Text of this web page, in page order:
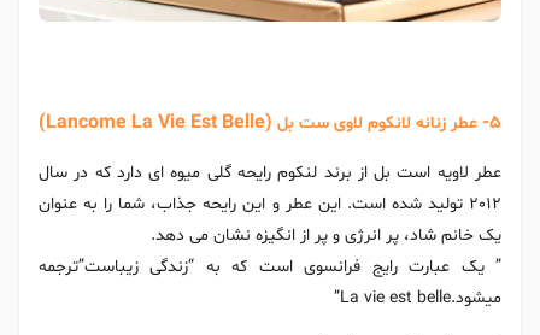
5- عطر زنانه لانکوم لاوی ست بل (Lancome La Vie Est Belle)
عطر لاویه است بل از برند لنکوم رایحه گلی میوه ای دارد که در سال
2012 تولید شده است. این عطر و این رایحه جذاب، شما را به عنوان
یک خانم شاد، پر انرژی و پر از انگیزه نشان می دهد.
” یک عبارت رایج فرانسوی است که به “زندگی زیباست”ترجمه
میشود.La vie est belle”